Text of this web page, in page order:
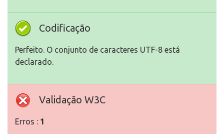
Codificação
Perfeito. O conjunto de caracteres UTF-8 está
declarado.
Validação W3C
Erros : 1